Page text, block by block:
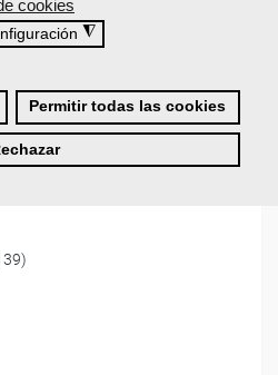
cookies
◮
Permitir todas las cookies